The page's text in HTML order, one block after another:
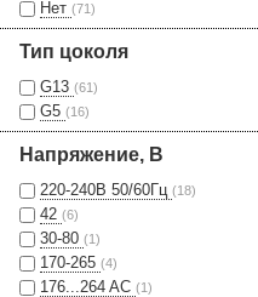
Нет (71)
Тип цоколя
G13 (61)
G5 (16)
Напряжение, В
220-240В 50/60Гц (18)
42 (6)
30-80 (1)
170-265 (4)
176...264 AC (1)